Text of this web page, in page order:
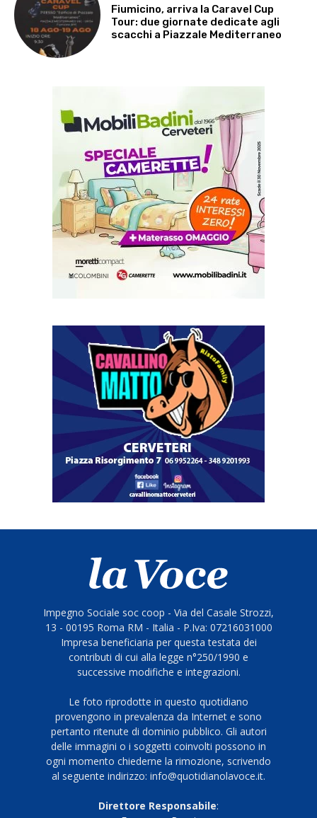
Fiumicino, arriva la Caravel Cup
Tour: due giornate dedicate agli
scacchi a Piazzale Mediterraneo
Impegno Sociale soc coop - Via del Casale Strozzi,
13 - 00195 Roma RM - Italia - P.Iva: 07216031000
Impresa beneficiaria per questa testata dei
contributi di cui alla legge n°250/1990 e
successive modifiche e integrazioni.
Le foto riprodotte in questo quotidiano
provengono in prevalenza da Internet e sono
pertanto ritenute di dominio pubblico. Gli autori
delle immagini o i soggetti coinvolti possono in
ogni momento chiederne la rimozione, scrivendo
al seguente indirizzo: info@quotidianolavoce.it.
Direttore Responsabile: